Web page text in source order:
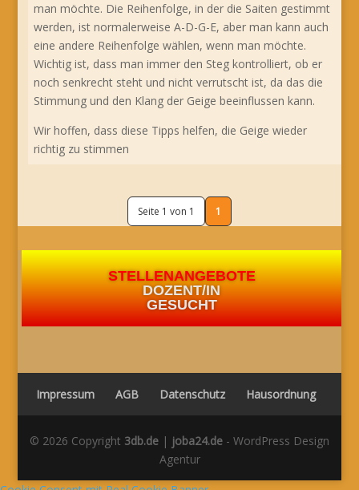
man möchte. Die Reihenfolge, in der die Saiten gestimmt
werden, ist normalerweise A-D-G-E, aber man kann auch
eine andere Reihenfolge wählen, wenn man möchte.
Wichtig ist, dass man immer den Steg kontrolliert, ob er
noch senkrecht steht und nicht verrutscht ist, da das die
Stimmung und den Klang der Geige beeinflussen kann.
Wir hoffen, dass diese Tipps helfen, die Geige wieder
richtig zu stimmen
Seite 1 von 1 1
STELLENANGEBOTE
DOZENT/IN
GESUCHT
Impressum AGB Datenschutz Hausordnung
© 2026 Copyright 3db.de | joba24.de - WordPress Design
Agentur